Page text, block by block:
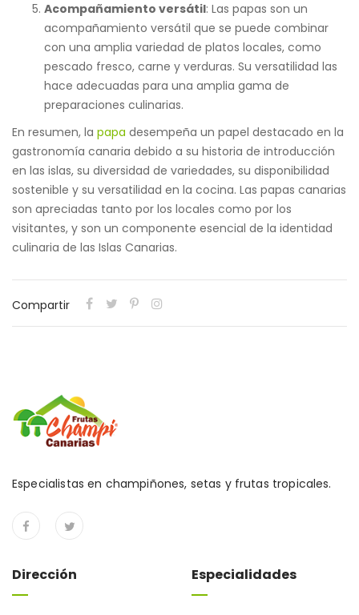
Acompañamiento versátil: Las papas son un
acompañamiento versátil que se puede combinar
con una amplia variedad de platos locales, como
pescado fresco, carne y verduras. Su versatilidad las
hace adecuadas para una amplia gama de
preparaciones culinarias.
En resumen, la papa desempeña un papel destacado en la
gastronomía canaria debido a su historia de introducción
en las islas, su diversidad de variedades, su disponibilidad
sostenible y su versatilidad en la cocina. Las papas canarias
son apreciadas tanto por los locales como por los
visitantes, y son un componente esencial de la identidad
culinaria de las Islas Canarias.
Compartir
Especialistas en champiñones, setas y frutas tropicales.
Dirección Especialidades